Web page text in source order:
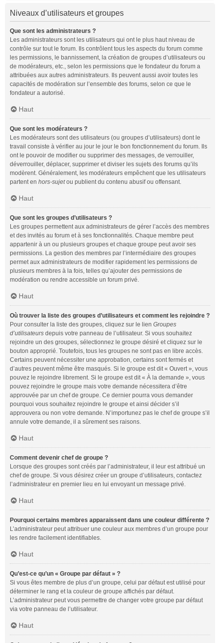
Niveaux d’utilisateurs et groupes
Que sont les administrateurs ?
Les administrateurs sont les utilisateurs qui ont le plus haut niveau de
contrôle sur tout le forum. Ils contrôlent tous les aspects du forum comme
les permissions, le bannissement, la création de groupes d’utilisateurs ou
de modérateurs, etc., selon les permissions que le fondateur du forum a
attribuées aux autres administrateurs. Ils peuvent aussi avoir toutes les
capacités de modération sur l’ensemble des forums, selon ce que le
fondateur a autorisé.
Haut
Que sont les modérateurs ?
Les modérateurs sont des utilisateurs (ou groupes d’utilisateurs) dont le
travail consiste à vérifier au jour le jour le bon fonctionnement du forum. Ils
ont le pouvoir de modifier ou supprimer des messages, de verrouiller,
déverrouiller, déplacer, supprimer et diviser les sujets des forums qu’ils
modèrent. Généralement, les modérateurs empêchent que les utilisateurs
partent en hors-sujetou publient du contenu abusif ou offensant.
Haut
Que sont les groupes d’utilisateurs ?
Les groupes permettent aux administrateurs de gérer l’accès des membres
et des invités au forum et à ses fonctionnalités. Chaque membre peut
appartenir à un ou plusieurs groupes et chaque groupe peut avoir ses
permissions. La gestion des membres par l’intermédiaire des groupes
permet aux administrateurs de modifier rapidement les permissions de
plusieurs membres à la fois, telles qu’ajouter des permissions de
modération ou rendre accessible un forum privé.
Haut
Où trouver la liste des groupes d’utilisateurs et comment les rejoindre ?
Pour consulter la liste des groupes, cliquez sur le lien Groupes
d’utilisateurs depuis votre panneau de l’utilisateur. Si vous souhaitez
rejoindre un des groupes, sélectionnez le groupe désiré et cliquez sur le
bouton approprié. Toutefois, tous les groupes ne sont pas en libre accès.
Certains peuvent nécessiter une approbation, certains sont fermés et
d’autres peuvent même être masqués. Si le groupe est dit « Ouvert », vous
pouvez le rejoindre librement. Si le groupe est dit « À la demande », vous
pouvez rejoindre le groupe mais votre demande nécessitera d’être
approuvée par un chef de groupe. Ce dernier pourra vous demander
pourquoi vous souhaitez rejoindre le groupe et ainsi décider s’il
approuvera ou non votre demande. N’importunez pas le chef de groupe s’il
annule votre demande, il a sûrement ses raisons.
Haut
Comment devenir chef de groupe ?
Lorsque des groupes sont créés par l’administrateur, il leur est attribué un
chef de groupe. Si vous désirez créer un groupe d’utilisateurs, contactez
l’administrateur en premier lieu en lui envoyant un message privé.
Haut
Pourquoi certains membres apparaissent dans une couleur différente ?
L’administrateur peut attribuer une couleur aux membres d’un groupe pour
les rendre facilement identifiables.
Haut
Qu’est-ce qu’un « Groupe par défaut » ?
Si vous êtes membre de plus d’un groupe, celui par défaut est utilisé pour
déterminer le rang et la couleur de groupe affichés par défaut.
L’administrateur peut vous permettre de changer votre groupe par défaut
via votre panneau de l’utilisateur.
Haut